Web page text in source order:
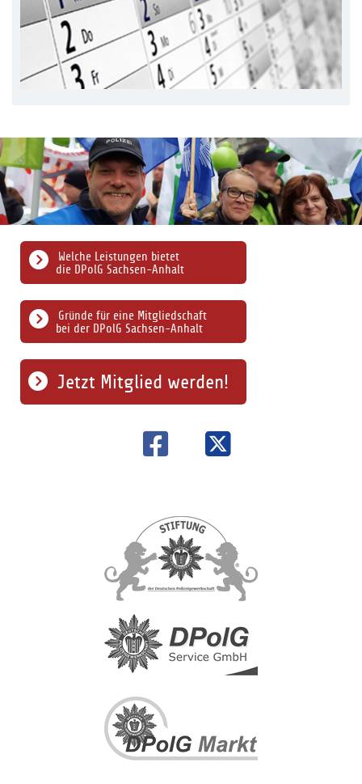
Gründe für eine Mitgliedschaft
bei der DPolG Sachsen-Anhalt
Welche Leistungen bietet
die DPolG Sachsen-Anhalt
Jetzt Mitglied werden!